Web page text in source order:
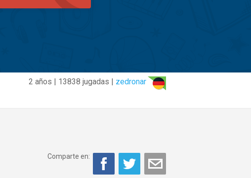
2 años | 13838 jugadas | zedronar
Comparte en: